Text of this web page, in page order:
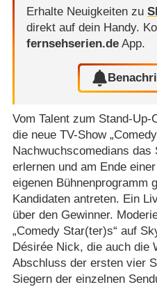
Erhalte Neuigkeiten zu
direkt auf dein Handy.
fernsehserien.deApp.
Vom Talent zum Stand-
die neue TV-Show
Nachwuchscomedians das
erlernen und am Ende
eigenen Bühnenprogramm
Kandidaten antreten. Ein
über den Gewinner.
„Comedy Star(ter)s“ auf
Désirée Nick, die auch die
Abschluss der ersten vier
Siegern der einzelnen